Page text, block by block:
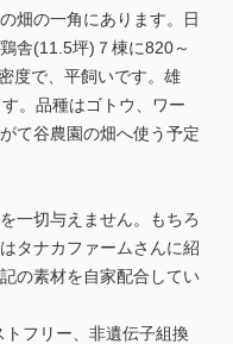
畑の一角にあります。日
舎(11.5坪)７棟に820～
度で、平飼いです。雄
。品種はゴトウ、ワー
て谷農園の畑へ使う予定
一切与えません。もちろ
タナカファームさんに紹
の素材を自家配合してい
フリー、非遺伝子組換